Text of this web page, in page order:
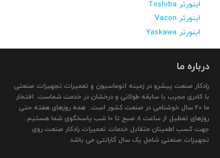
اینورتر Toshiba
اینورتر Vacon
اینورتر Yaskawa
درباره ما
رادکار صنعت پیشرو در زمینه اتوماسیون و تعمیرات تجهیزات صنعتی
با کادری مجرب با سابقه طولانی و درخشان در خدمت شماست. افتخار
ما 20 سال خوشنامی در صنعت کشور است. همه روزهای هفته حتی
روزهای تعطیل از ساعت 8 صبح تا 10 شب پاسخگوی شما هستیم.
جهت کسب اطمینان متقابل خدمات تعمیرات رادکار صنعت روی
تجهیزات صنعتی شامل یک سال گارانتی می باشد.